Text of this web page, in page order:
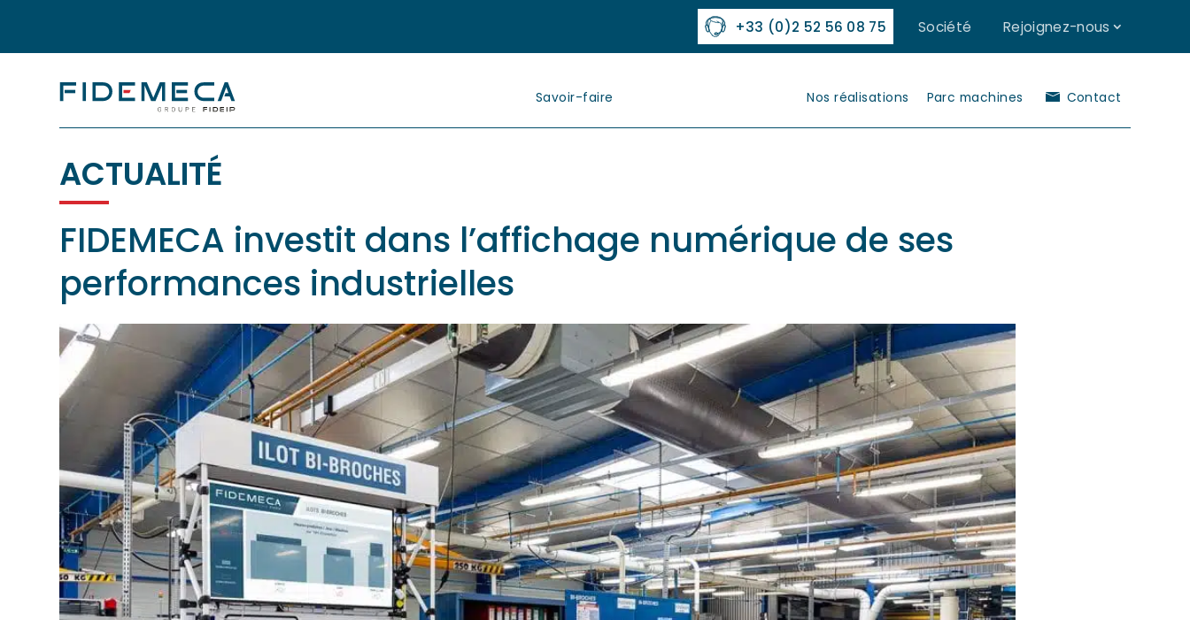
+33 (0)2 52 56 08 75 Société Rejoignez-nous
Savoir-faire Nos réalisations Parc machines Contact
ACTUALITÉ
FIDEMECA investit dans l’affichage numérique de ses
performances industrielles